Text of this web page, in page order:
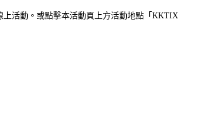
上活動。或點擊本活動頁上方活動地點「KKTIX